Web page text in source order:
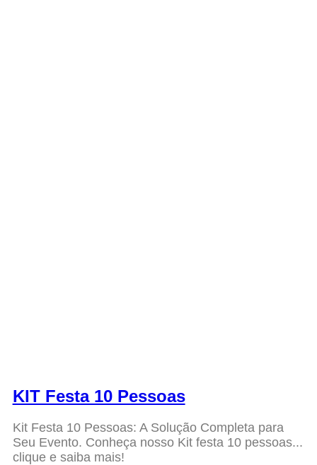
KIT Festa 10 Pessoas
Kit Festa 10 Pessoas: A Solução Completa para
Seu Evento. Conheça nosso Kit festa 10 pessoas...
clique e saiba mais!